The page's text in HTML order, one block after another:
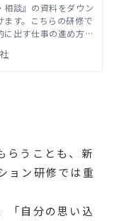
相談』の資料をダウン
ます。こちらの研修で
に出す仕事の進め方の
て学びます。本資料で
にする方法なども解
らうことも、新
ョン研修では重
「自分の思い込